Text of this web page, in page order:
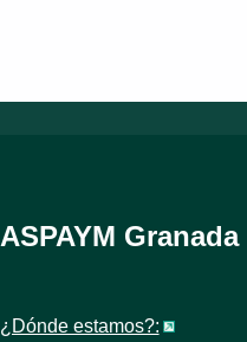
ASPAYM Granada
¿Dónde estamos?: